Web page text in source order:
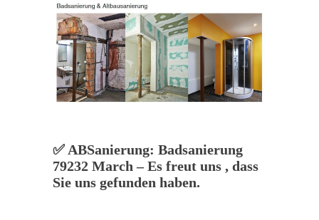
✅ ABSanierung: Badsanierung
79232 March – Es freut uns , dass
Sie uns gefunden haben.